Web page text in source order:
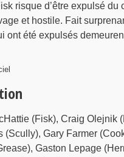
risque d’être expulsé du
et hostile. Fait
ont été expulsés
(Fisk), Craig Olejnik
(Scully), Gary Farmer
Gaston Lepage